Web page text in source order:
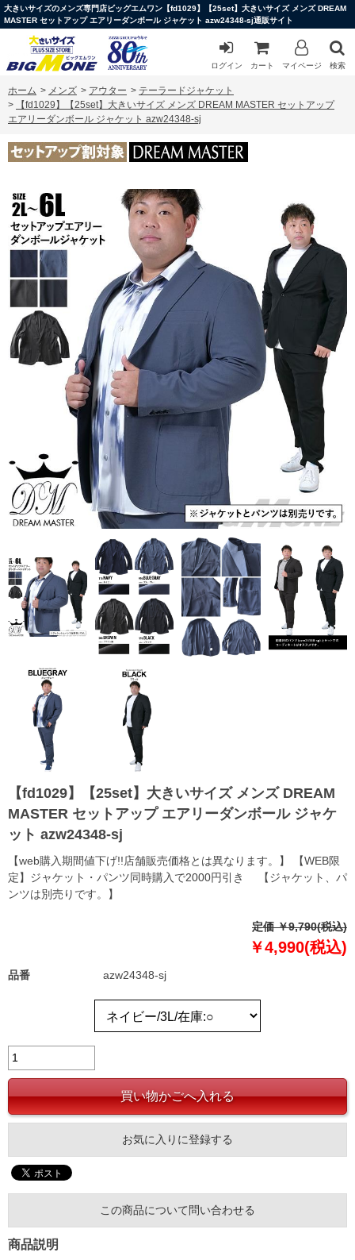
大きいサイズのメンズ専門店ビッグエムワン【fd1029】【25set】大きいサイズ メンズ DREAM
MASTER セットアップ エアリーダンボール ジャケット azw24348-sj通販サイト
ログイン カート マイページ 検索
ホーム > メンズ > アウター > テーラードジャケット
>
【fd1029】【25set】大きいサイズ メンズ DREAM MASTER セットアップ
エアリーダンボール ジャケット azw24348-sj
【fd1029】【25set】大きいサイズ メンズ DREAM
MASTER セットアップ エアリーダンボール ジャケ
ット azw24348-sj
【web購入期間値下げ!!店舗販売価格とは異なります。】 【WEB限
定】ジャケット・パンツ同時購入で2000円引き 【ジャケット、パ
ンツは別売りです。】
定価 ￥9,790(税込)
￥4,990(税込)
品番 azw24348-sj
お気に入りに登録する
この商品について問い合わせる
商品説明